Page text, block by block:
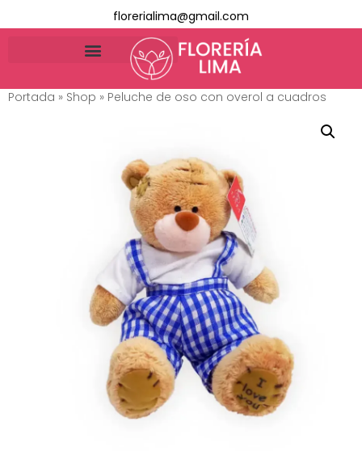
florerialima@gmail.com
Portada » Shop » Peluche de oso con overol a cuadros